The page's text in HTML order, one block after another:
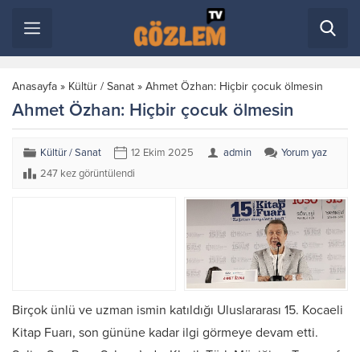
Anasayfa » Kültür / Sanat » Ahmet Özhan: Hiçbir çocuk ölmesin
Ahmet Özhan: Hiçbir çocuk ölmesin
Kültür / Sanat 12 Ekim 2025 admin
Yorum yaz
247 kez görüntülendi
Birçok ünlü ve uzman ismin katıldığı Uluslararası 15. Kocaeli
Kitap Fuarı, son gününe kadar ilgi görmeye devam etti.